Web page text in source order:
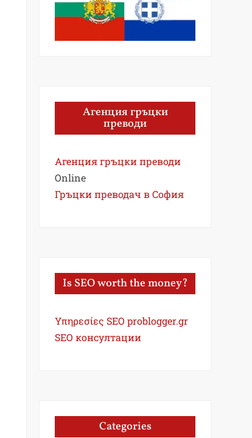
Агенция гръцки
преводи
Агенция гръцки преводи
Online
Гръцки преводач в София
Is SEO worth the money?
Υπηρεσίες SEO problogger.gr
SEO консултации
Categories